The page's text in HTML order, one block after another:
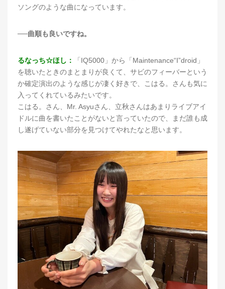
ソングのような曲になっています。
──曲順も良いですね。
るなっち☆ほし：
「IQ5000」から「Maintenance“I”droid」
を聴いたときのまとまりが良くて、サビのフィーバーという
か確定演出のような感じが凄く好きで、こはる。さんも気に
入ってくれているみたいです。
こはる。さん、Mr. Asyuさん、立秋さんはあまりライブアイ
ドルに曲を書いたことがないと言っていたので、まだ誰も成
し遂げていない部分を見つけてやれたなと思います。